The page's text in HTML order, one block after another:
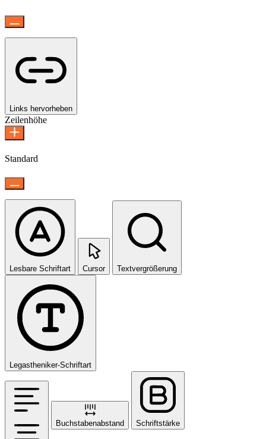
Links hervorheben
Zeilenhöhe
Standard
Lesbare Schriftart Cursor Textvergrößerung
Legastheniker-Schriftart
Buchstabenabstand Schriftstärke